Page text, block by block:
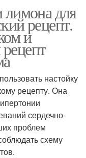
лимона для
рецепт.
и
настойку
рецепту. Она
сердечно-
проблем
схему